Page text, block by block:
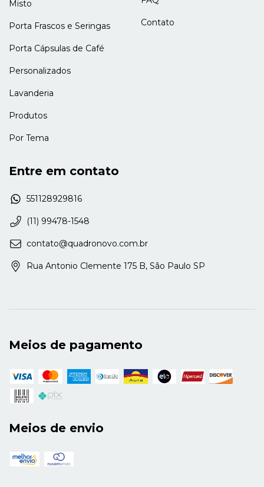
Misto
Porta Frascos e Seringas
Porta Cápsulas de Café
Personalizados
Lavanderia
Produtos
Por Tema
Contato
Entre em contato
551128929816
(11) 99478-1548
contato@quadronovo.com.br
Rua Antonio Clemente 175 B, São Paulo SP
Meios de pagamento
Meios de envio